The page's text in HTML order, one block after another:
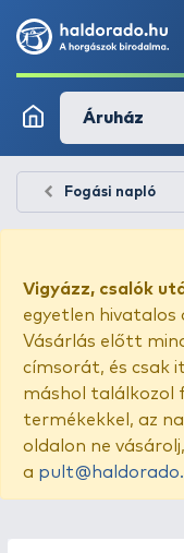
Áruház
Fogási napló
Vigyázz, csalók
egyetlen hivatalos
Vásárlás előtt
címsorát, és csak
máshol találkozol
termékekkel, az
oldalon ne
a